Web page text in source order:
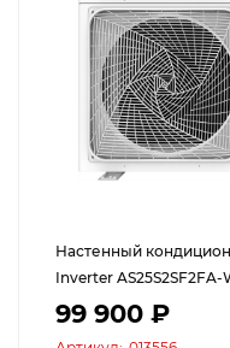
Настенный
Inverter AS25S2SF2FA-
99 900 ₽